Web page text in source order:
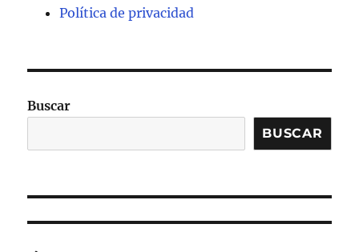
Política de privacidad
Buscar
BUSCAR